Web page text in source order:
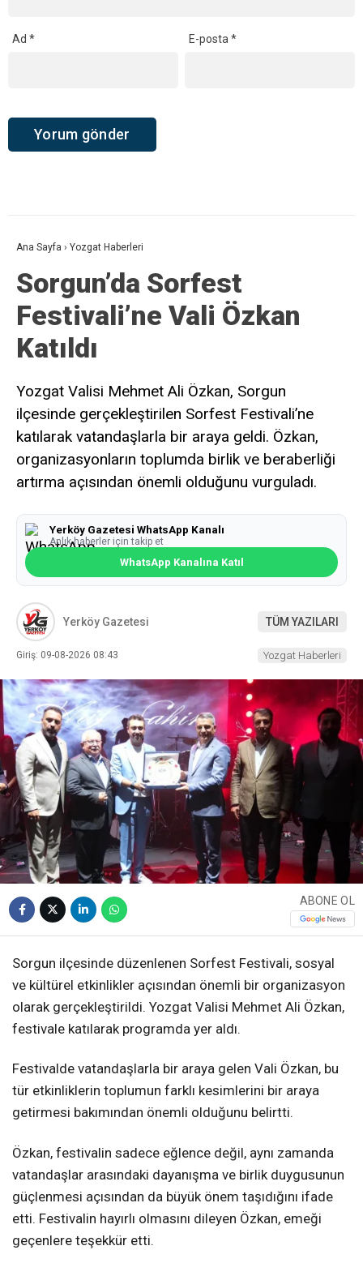
Ad * E-posta*
Ana Sayfa › Yozgat Haberleri
Sorgun’da Sorfest
Festivali’ne Vali Özkan
Katıldı
Yozgat Valisi Mehmet Ali Özkan, Sorgun
ilçesinde gerçekleştirilen Sorfest Festivali’ne
katılarak vatandaşlarla bir araya geldi. Özkan,
organizasyonların toplumda birlik ve beraberliği
artırma açısından önemli olduğunu vurguladı.
Yerköy Gazetesi WhatsApp Kanalı
Anlık haberler için takip et
WhatsApp Kanalına Katıl
Yerköy Gazetesi TÜM YAZILARI
Giriş: 09-08-2026 08:43 Yozgat Haberleri
ABONE OL
Sorgun ilçesinde düzenlenen Sorfest Festivali, sosyal
ve kültürel etkinlikler açısından önemli bir organizasyon
olarak gerçekleştirildi. Yozgat Valisi Mehmet Ali Özkan,
festivale katılarak programda yer aldı.
Festivalde vatandaşlarla bir araya gelen Vali Özkan, bu
tür etkinliklerin toplumun farklı kesimlerini bir araya
getirmesi bakımından önemli olduğunu belirtti.
Özkan, festivalin sadece eğlence değil, aynı zamanda
vatandaşlar arasındaki dayanışma ve birlik duygusunun
güçlenmesi açısından da büyük önem taşıdığını ifade
etti. Festivalin hayırlı olmasını dileyen Özkan, emeği
geçenlere teşekkür etti.